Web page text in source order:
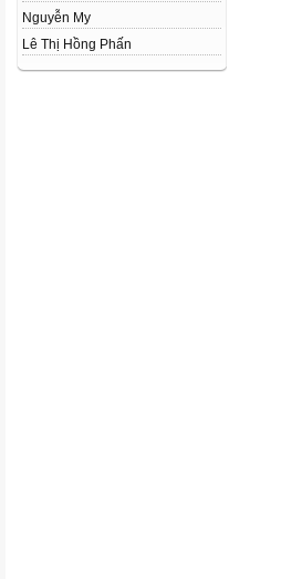
Nguyễn My
Lê Thị Hồng Phấn